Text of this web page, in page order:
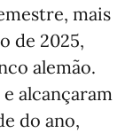
mais
de 2025,
alemão.
alcançaram
do ano,